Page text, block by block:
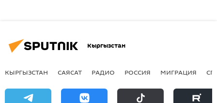
Кыргызстан
КЫРГЫЗСТАН САЯСАТ РАДИО РОССИЯ МИГРАЦИЯ